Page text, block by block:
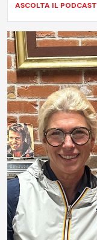
ASCOLTA IL PODCAST